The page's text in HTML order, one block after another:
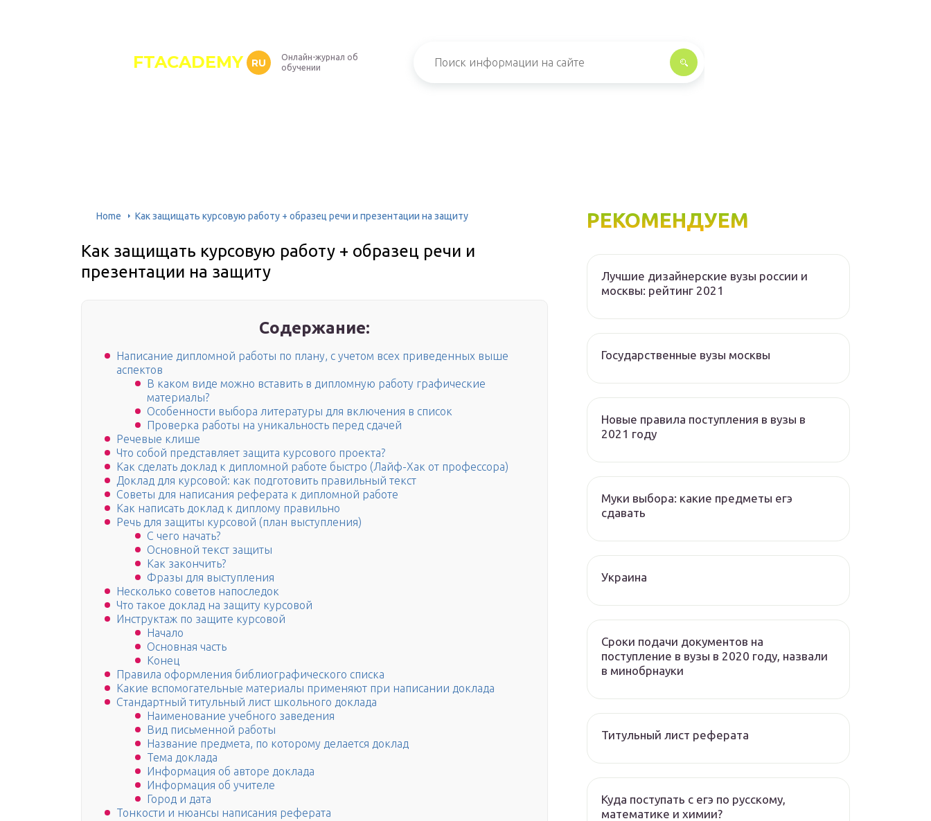
FTACADEMY RU
Онлайн-журнал об
обучении
Home Как защищать курсовую работу + образец речи и презентации на защиту
Как защищать курсовую работу + образец речи и
презентации на защиту
Содержание:
Написание дипломной работы по плану, с учетом всех приведенных выше
аспектов
В каком виде можно вставить в дипломную работу графические
материалы?
Особенности выбора литературы для включения в список
Проверка работы на уникальность перед сдачей
Речевые клише
Что собой представляет защита курсового проекта?
Как сделать доклад к дипломной работе быстро (Лайф-Хак от профессора)
Доклад для курсовой: как подготовить правильный текст
Советы для написания реферата к дипломной работе
Как написать доклад к диплому правильно
Речь для защиты курсовой (план выступления)
С чего начать?
Основной текст защиты
Как закончить?
Фразы для выступления
Несколько советов напоследок
Что такое доклад на защиту курсовой
Инструктаж по защите курсовой
Начало
Основная часть
Конец
Правила оформления библиографического списка
Какие вспомогательные материалы применяют при написании доклада
Стандартный титульный лист школьного доклада
Наименование учебного заведения
Вид письменной работы
Название предмета, по которому делается доклад
Тема доклада
Информация об авторе доклада
Информация об учителе
Город и дата
Тонкости и нюансы написания реферата
РЕКОМЕНДУЕМ
Лучшие дизайнерские вузы россии и
москвы: рейтинг 2021
Государственные вузы москвы
Новые правила поступления в вузы в
2021 году
Муки выбора: какие предметы егэ
сдавать
Украина
Сроки подачи документов на
поступление в вузы в 2020 году, назвали
в минобрнауки
Титульный лист реферата
Куда поступать с егэ по русскому,
математике и химии?